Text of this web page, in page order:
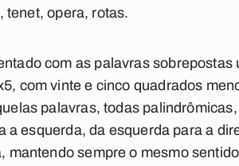
tenet, opera, rotas.
com as palavras
com vinte e cinco quadrados
palavras, todas
a esquerda, da esquerda para a
mantendo sempre o mesmo